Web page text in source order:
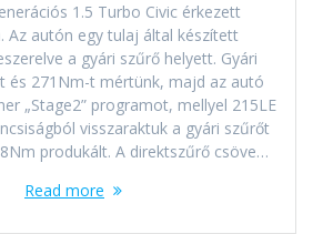
1.5 Turbo Civic érkezett
Az autón egy tulaj által készített
a gyári szűrő helyett. Gyári
és 271Nm-t mértünk, majd az autó
„Stage2” programot, mellyel 215LE
visszaraktuk a gyári szűrőt
produkált. A direktszűrő csöve…
Read more